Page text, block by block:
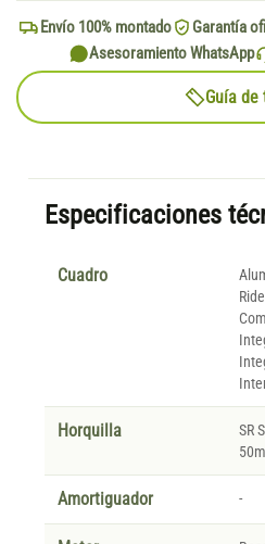
Envío 100% montado Garantía
Asesoramiento WhatsApp
Guía de
Especificaciones
Cuadro
Horquilla
SR
Amortiguador -